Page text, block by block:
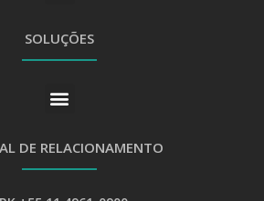
SOLUÇÕES
DE RELACIONAMENTO